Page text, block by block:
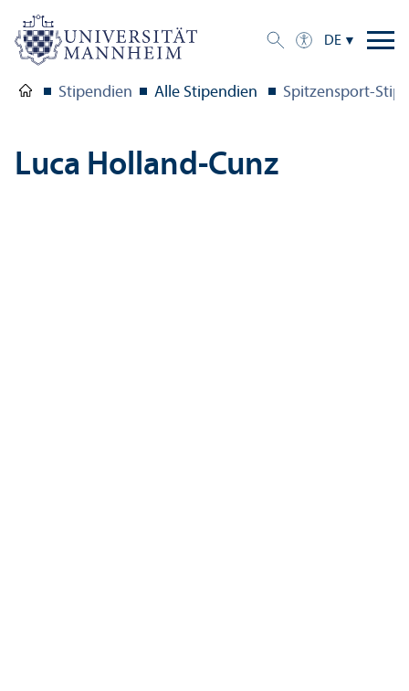
DE
Stipendien Alle Stipendien Spitzensport-
Luca Holland-Cunz